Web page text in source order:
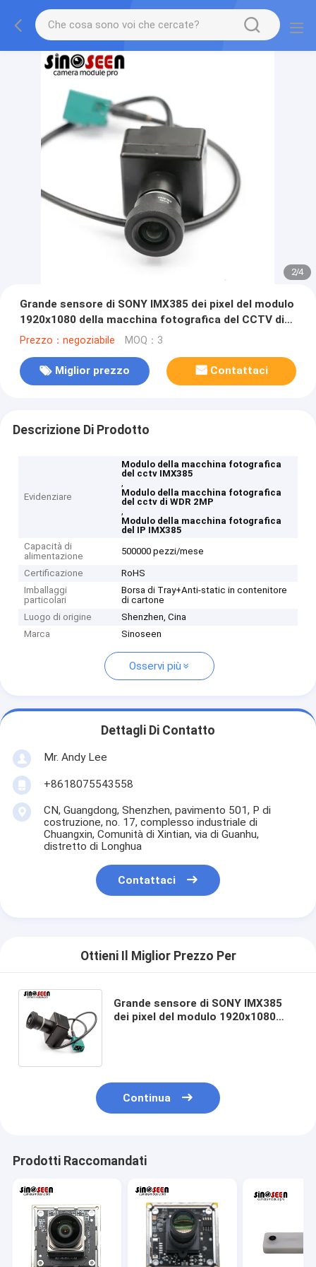
2/4
Grande sensore di SONY IMX385 dei pixel del modulo
1920x1080 della macchina fotografica del CCTV di
dimensione 2MP
Prezzo：negoziabile MOQ：3
Miglior prezzo Contattaci
Descrizione Di Prodotto
Evidenziare
Modulo della macchina fotografica
del cctv IMX385
,
Modulo della macchina fotografica
del cctv di WDR 2MP
,
Modulo della macchina fotografica
del IP IMX385
Capacità di
alimentazione
500000 pezzi/mese
Certificazione
RoHS
Imballaggi
particolari
Borsa di Tray+Anti-static in contenitore
di cartone
Luogo di origine
Shenzhen, Cina
Marca
Sinoseen
Osservi più
Dettagli Di Contatto
Mr. Andy Lee
+8618075543558
CN, Guangdong, Shenzhen, pavimento 501, P di
costruzione, no. 17, complesso industriale di
Chuangxin, Comunità di Xintian, via di Guanhu,
distretto di Longhua
Contattaci
Ottieni Il Miglior Prezzo Per
Grande sensore di SONY IMX385
dei pixel del modulo 1920x1080
Continua
Prodotti Raccomandati